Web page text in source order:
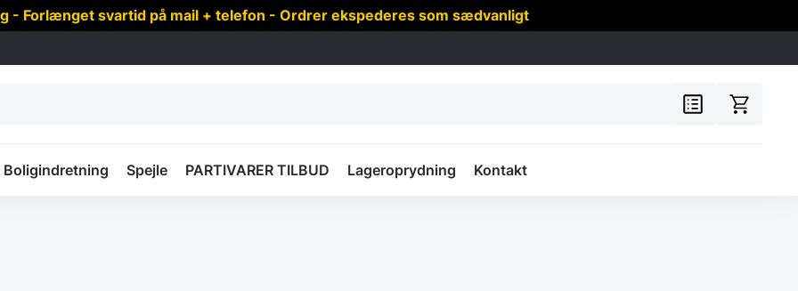
- Forlænget svartid på mail + telefon - Ordrer ekspederes som sædvanligt
Boligindretning Spejle PARTIVARER TILBUD Lageroprydning Kontakt